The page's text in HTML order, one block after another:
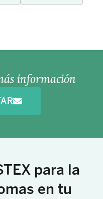
información
para la
en tu